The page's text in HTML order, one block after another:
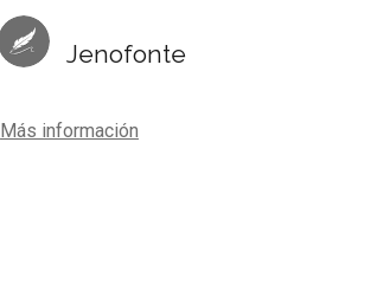
Jenofonte
Más información